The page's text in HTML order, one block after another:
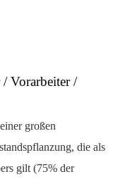
Vorarbeiter /
großen
die als
gilt (75% der